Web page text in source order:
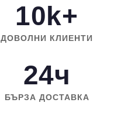
10k+
ДОВОЛНИ КЛИЕНТИ
24ч
БЪРЗА ДОСТАВКА